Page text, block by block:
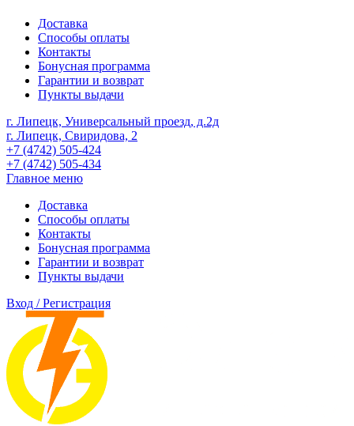
Доставка
Способы оплаты
Контакты
Бонусная программа
Гарантии и возврат
Пункты выдачи
г. Липецк, Универсальный проезд, д.2д
г. Липецк, Свиридова, 2
+7 (4742) 505-424
+7 (4742) 505-434
Главное меню
Доставка
Способы оплаты
Контакты
Бонусная программа
Гарантии и возврат
Пункты выдачи
Вход / Регистрация